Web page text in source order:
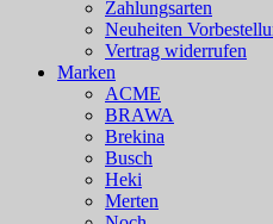
Zahlungsarten
Neuheiten
Vertrag widerrufen
Marken
ACME
BRAWA
Brekina
Busch
Heki
Merten